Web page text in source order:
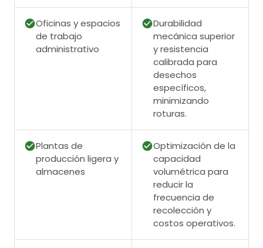
Oficinas y espacios
de trabajo
administrativo
Durabilidad
mecánica superior
y resistencia
calibrada para
desechos
específicos,
minimizando
roturas.
Plantas de
producción ligera y
almacenes
Optimización de la
capacidad
volumétrica para
reducir la
frecuencia de
recolección y
costos operativos.